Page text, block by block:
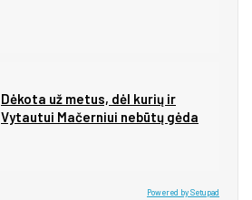
Dėkota už metus, dėl kurių ir
Vytautui Mačerniui nebūtų gėda
Powered by Setupad